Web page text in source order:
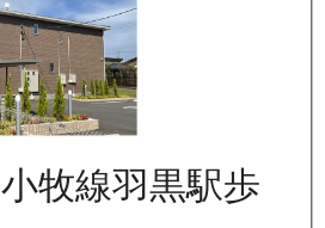
牧線羽黒駅歩